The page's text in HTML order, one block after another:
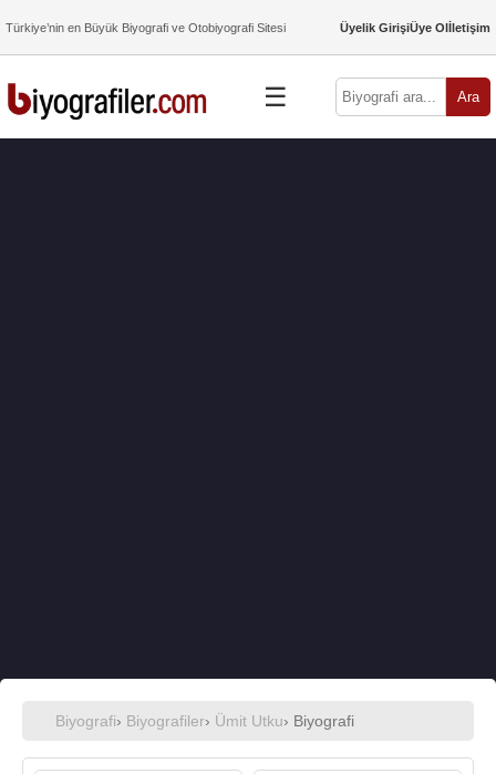
Türkiye’nin en Büyük Biyografi ve Otobiyografi Sitesi Üyelik GirişiÜye Olİletişim
☰ Ara
Biyografi› Biyografiler› Ümit Utku› Biyografi